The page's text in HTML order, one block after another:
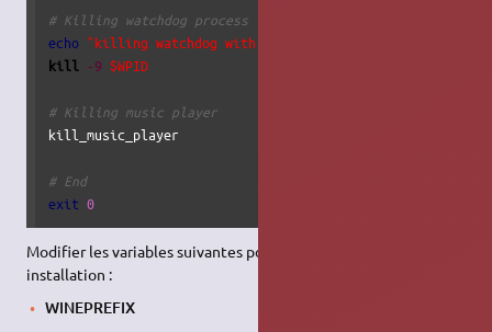
# Killing watchdog process
echo "killing watchdog with pid
kill -9 $WPID
# Killing music player
kill_music_player
# End
exit 0
Modifier les variables suivantes pour correspondre à votre
installation :
WINEPREFIX